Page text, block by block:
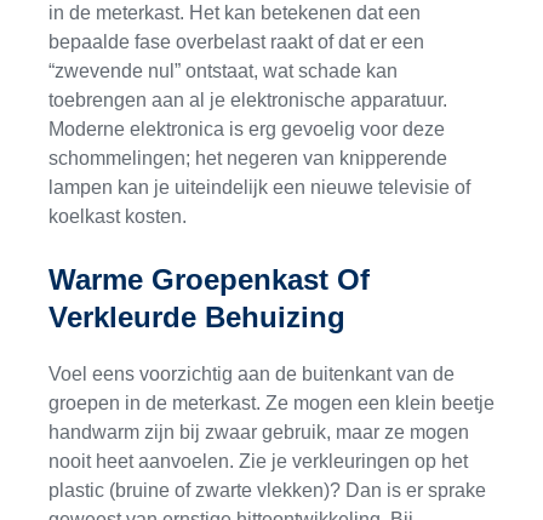
in de meterkast. Het kan betekenen dat een
bepaalde fase overbelast raakt of dat er een
“zwevende nul” ontstaat, wat schade kan
toebrengen aan al je elektronische apparatuur.
Moderne elektronica is erg gevoelig voor deze
schommelingen; het negeren van knipperende
lampen kan je uiteindelijk een nieuwe televisie of
koelkast kosten.
Warme Groepenkast Of
Verkleurde Behuizing
Voel eens voorzichtig aan de buitenkant van de
groepen in de meterkast. Ze mogen een klein beetje
handwarm zijn bij zwaar gebruik, maar ze mogen
nooit heet aanvoelen. Zie je verkleuringen op het
plastic (bruine of zwarte vlekken)? Dan is er sprake